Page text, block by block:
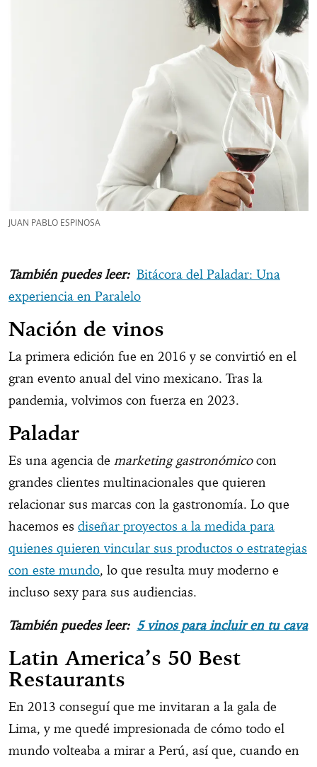
JUAN PABLO ESPINOSA
También puedes leer: Bitácora del Paladar: Una
experiencia en Paralelo
Nación de vinos
La primera edición fue en 2016 y se convirtió en el
gran evento anual del vino mexicano. Tras la
pandemia, volvimos con fuerza en 2023.
Paladar
Es una agencia de marketing gastronómicocon
grandes clientes multinacionales que quieren
relacionar sus marcas con la gastronomía. Lo que
hacemos es diseñar proyectos a la medida para
quienes quieren vincular sus productos o estrategias
con este mundo, lo que resulta muy moderno e
incluso sexy para sus audiencias.
También puedes leer: 5 vinos para incluir en tu cava
Latin America’s 50 Best
Restaurants
En 2013 conseguí que me invitaran a la gala de
Lima, y me quedé impresionada de cómo todo el
mundo volteaba a mirar a Perú, así que, cuando en